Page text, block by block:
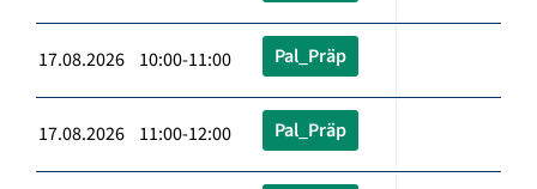
17.08.2026 10:00-11:00 Pal_Präp
17.08.2026 11:00-12:00 Pal_Präp